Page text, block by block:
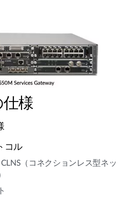
仕様
コル
CLNS（コネクションレス型ネッ